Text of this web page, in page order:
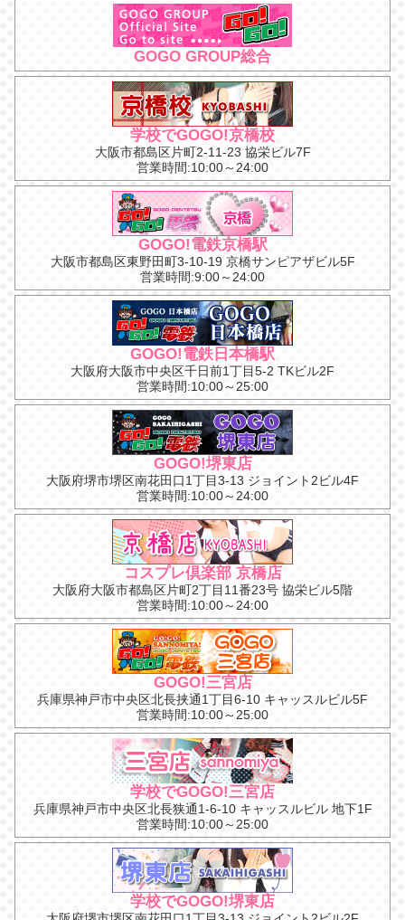
GOGO GROUP総合
学校でGOGO!京橋校
大阪市都島区片町2-11-23 協栄ビル7F
営業時間:10:00～24:00
GOGO!電鉄京橋駅
大阪市都島区東野田町3-10-19 京橋サンピアザビル5F
営業時間:9:00～24:00
GOGO!電鉄日本橋駅
大阪府大阪市中央区千日前1丁目5-2 TKビル2F
営業時間:10:00～25:00
GOGO!堺東店
大阪府堺市堺区南花田口1丁目3-13 ジョイント2ビル4F
営業時間:10:00～24:00
コスプレ倶楽部 京橋店
大阪府大阪市都島区片町2丁目11番23号 協栄ビル5階
営業時間:10:00～24:00
GOGO!三宮店
兵庫県神戸市中央区北長挟通1丁目6-10 キャッスルビル5F
営業時間:10:00～25:00
学校でGOGO!三宮店
兵庫県神戸市中央区北長狭通1-6-10 キャッスルビル 地下1F
営業時間:10:00～25:00
学校でGOGO!堺東店